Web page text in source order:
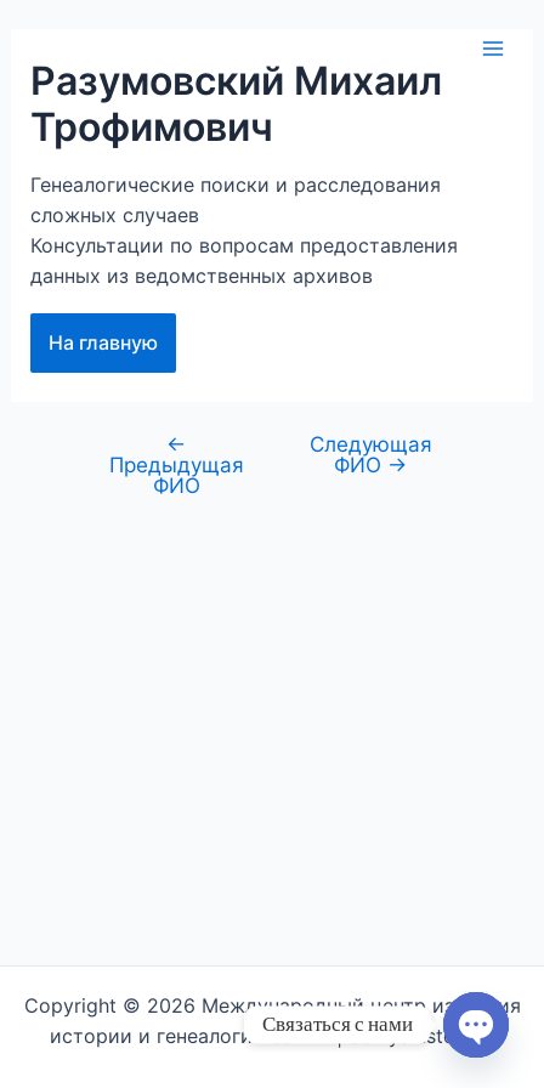
содержимому
Разумовский Михаил
Трофимович
Генеалогические поиски и расследования
сложных случаев
Консультации по вопросам предоставления
данных из ведомственных архивов
На главную
Навигация←
Предыдущая
ФИО
Следующая
ФИО →
Copyright © 2026 Международный центр изучения
истории и генеалогии семьи | Semyahistory.ru
Связаться с нами